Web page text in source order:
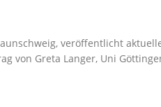
veröffentlicht
von Greta Langer, Uni